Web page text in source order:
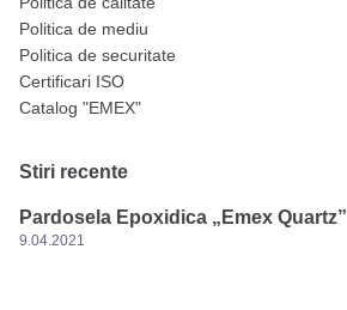
Politica de mediu
Politica de securitate
Certificari ISO
Catalog "EMEX"
Stiri recente
Pardosela Epoxidica „Emex Quartz”
9.04.2021